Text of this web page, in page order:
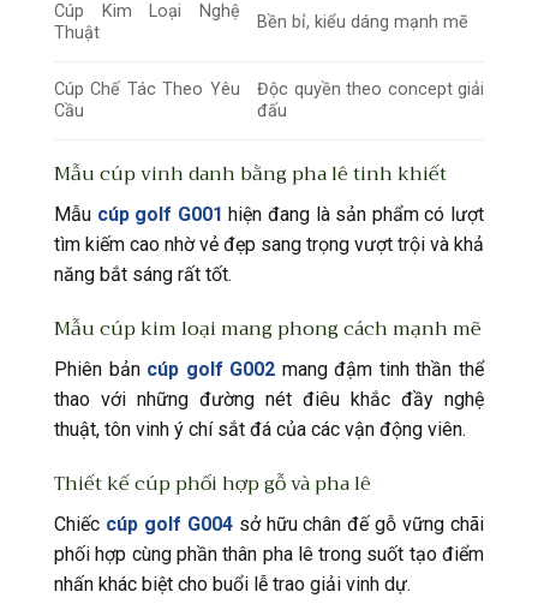
Cúp Kim Loại Nghệ
Thuật
Bền bỉ, kiểu dáng mạnh mẽ
Cúp Chế Tác Theo Yêu
Cầu
Độc quyền theo concept giải
đấu
Mẫu cúp vinh danh bằng pha lê tinh khiết
Mẫu cúp golf G001 hiện đang là sản phẩm có lượt
tìm kiếm cao nhờ vẻ đẹp sang trọng vượt trội và khả
năng bắt sáng rất tốt.
Mẫu cúp kim loại mang phong cách mạnh mẽ
Phiên bản cúp golf G002 mang đậm tinh thần thể
thao với những đường nét điêu khắc đầy nghệ
thuật, tôn vinh ý chí sắt đá của các vận động viên.
Thiết kế cúp phối hợp gỗ và pha lê
Chiếc cúp golf G004sở hữu chân đế gỗ vững chãi
phối hợp cùng phần thân pha lê trong suốt tạo điểm
nhấn khác biệt cho buổi lễ trao giải vinh dự.